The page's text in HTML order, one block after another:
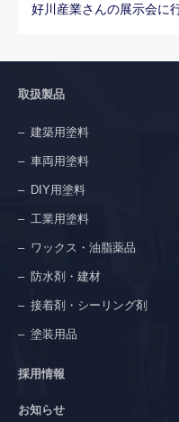
好川産業さんの展示会に
取扱製品
建築用塗料
車両用塗料
DIY用塗料
工業用塗料
ワックス・油脂薬品
防水剤・建材
接着剤・シーリング剤
塗装用品
採用情報
お知らせ